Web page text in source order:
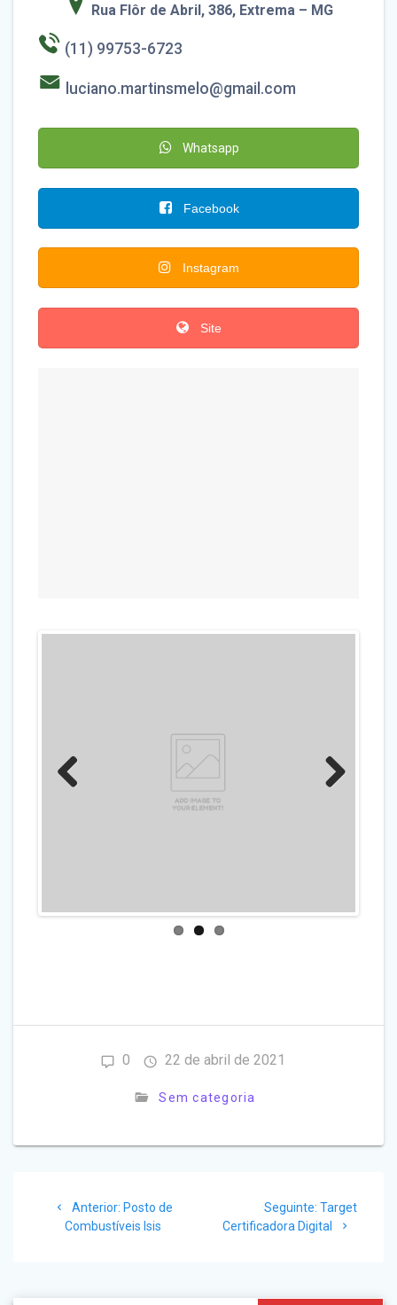
Rua Flôr de Abril, 386, Extrema – MG
(11) 99753-6723
luciano.martinsmelo@gmail.com
Whatsapp
Facebook
Instagram
Site
0 22 de abril de 2021
Sem categoria
Anterior: Post
anterior:
Posto de
Combustíveis Isis
Seguinte: Post
seguinte:
Target
Certificadora Digital